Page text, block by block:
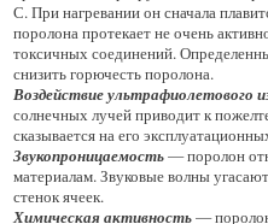
С. При нагревании он сначала
поролона протекает не очень
токсичных соединений.
снизить горючесть поролона.
Воздействие ультрафиолетового
солнечных лучей приводит к
сказывается на его
Звукопроницаемость— поролон
материалам. Звуковые волны
стенок ячеек.
Химическая активность—